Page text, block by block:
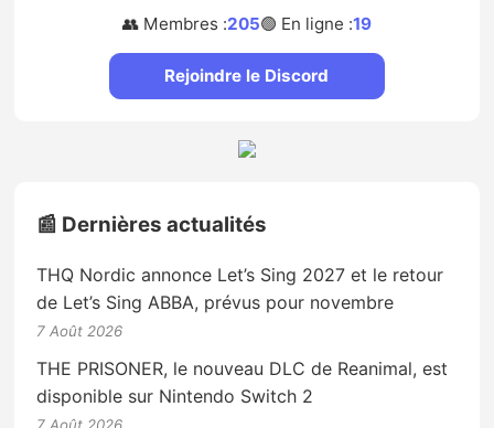
👥 Membres :205🟢 En ligne :19
Rejoindre le Discord
📰 Dernières actualités
THQ Nordic annonce Let’s Sing 2027 et le retour
de Let’s Sing ABBA, prévus pour novembre
7 Août 2026
THE PRISONER, le nouveau DLC de Reanimal, est
disponible sur Nintendo Switch 2
7 Août 2026